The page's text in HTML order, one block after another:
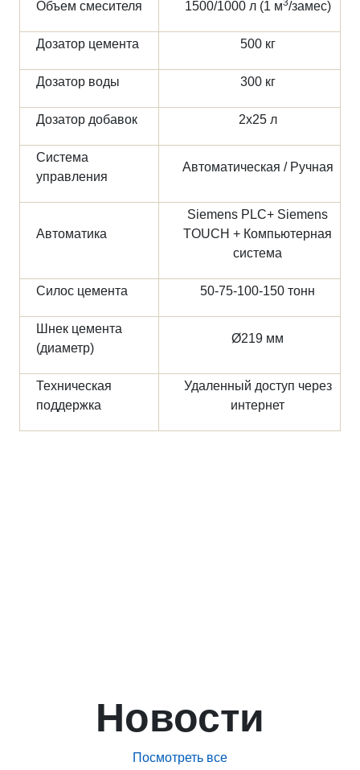
Объем смесителя 1500/1000 л (1 м3/замес)
Дозатор цемента 500 кг
Дозатор воды 300 кг
Дозатор добавок 2х25 л
Система
управления
Автоматическая / Ручная
Автоматика
Siemens PLC+ Siemens
TOUCH + Компьютерная
система
Силос цемента 50-75-100-150 тонн
Шнек цемента
(диаметр)
Ø219 мм
Техническая
поддержка
Удаленный доступ через
интернет
Новости
Посмотреть все